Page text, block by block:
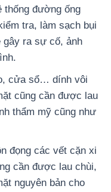
thống đường ống
tra, làm sạch bụi
gây ra sự cố, ảnh
cửa sổ… dính vôi
cũng cần được lau
thẩm mỹ cũng như
đọng các vết cặn xi
cần được lau chùi,
nguyên bản cho